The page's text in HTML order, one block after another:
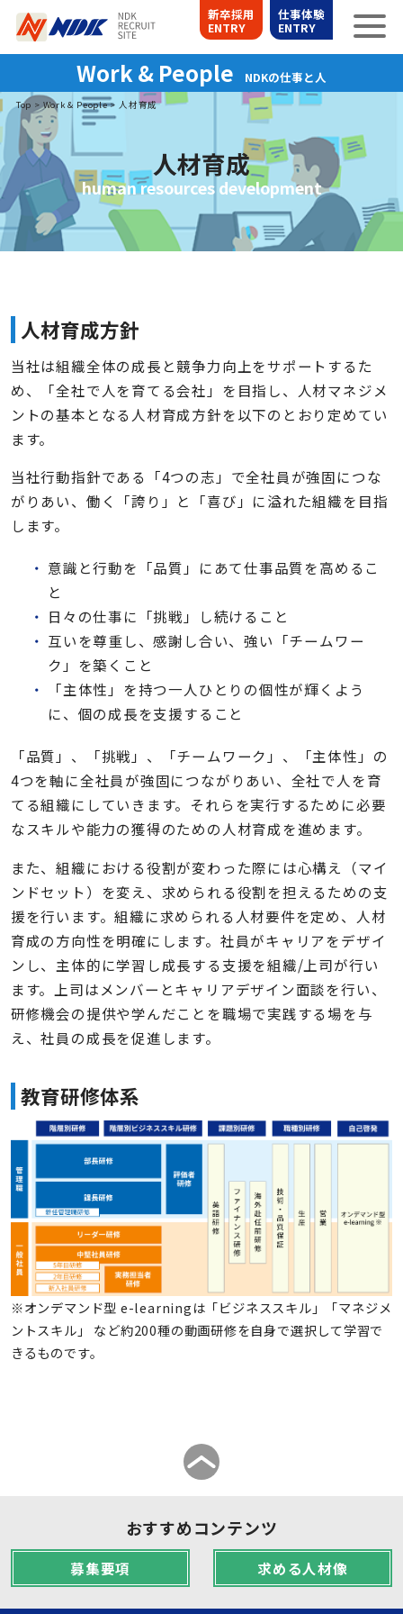
新卒採用
ENTRY
仕事体験
ENTRY
Work & People NDKの仕事と人
Top > Work & People> 人材育成
人材育成
human resources development
人材育成方針
当社は組織全体の成長と競争力向上をサポートするた
め、「全社で人を育てる会社」を目指し、人材マネジメ
ントの基本となる人材育成方針を以下のとおり定めてい
ます。
当社行動指針である「4つの志」で全社員が強固につな
がりあい、働く「誇り」と「喜び」に溢れた組織を目指
します。
意識と行動を「品質」にあて仕事品質を高めるこ
と
日々の仕事に「挑戦」し続けること
互いを尊重し、感謝し合い、強い「チームワー
ク」を築くこと
「主体性」を持つ一人ひとりの個性が輝くよう
に、個の成長を支援すること
「品質」、「挑戦」、「チームワーク」、「主体性」の
4つを軸に全社員が強固につながりあい、全社で人を育
てる組織にしていきます。それらを実行するために必要
なスキルや能力の獲得のための人材育成を進めます。
また、組織における役割が変わった際には心構え（マイ
ンドセット）を変え、求められる役割を担えるための支
援を行います。組織に求められる人材要件を定め、人材
育成の方向性を明確にします。社員がキャリアをデザイ
ンし、主体的に学習し成長する支援を組織/上司が行い
ます。上司はメンバーとキャリアデザイン面談を行い、
研修機会の提供や学んだことを職場で実践する場を与
え、社員の成長を促進します。
教育研修体系
※オンデマンド型 e-learningは「ビジネススキル」「マネジメ
ントスキル」 など約200種の動画研修を自身で選択して学習で
きるものです。
おすすめコンテンツ
募集要項 求める人材像